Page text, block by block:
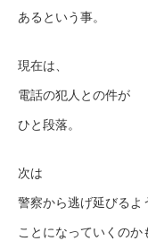
あるという事。
現在は、
電話の犯人との件が
ひと段落。
次は
警察から逃げ延びるよ
ことになっていくのか